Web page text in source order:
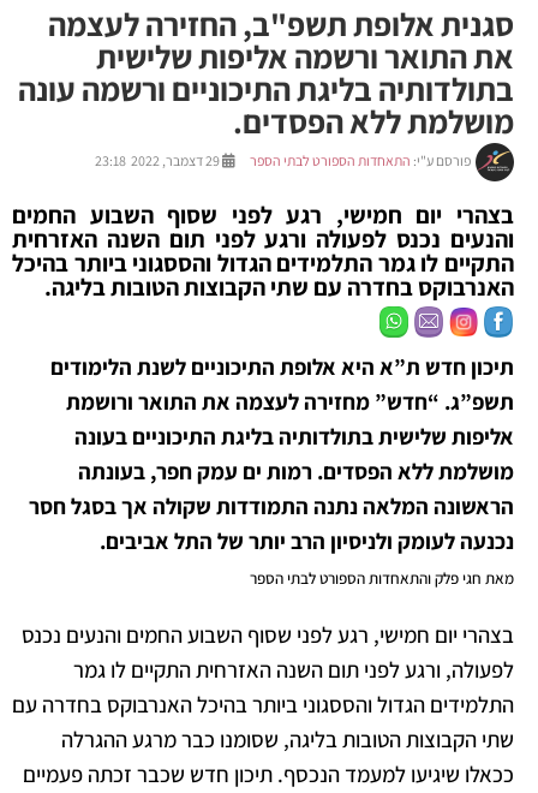
סגנית אלופת תשפ"ב, החזירה לעצמה
את התואר ורשמה אליפות שלישית
בתולדותיה בליגת התיכוניים ורשמה עונה
מושלמת ללא הפסדים.
פורסם ע"י: התאחדות הספורט לבתי הספר
בצהרי יום חמישי, רגע לפני שסוף השבוע החמים
והנעים נכנס לפעולה ורגע לפני תום השנה האזרחית
התקיים לו גמר התלמידים הגדול והססגוני ביותר בהיכל
האנרבוקס בחדרה עם שתי הקבוצות הטובות בליגה.
תיכון חדש ת”א היא אלופת התיכוניים לשנת הלימודים
תשפ”ג. “חדש” מחזירה לעצמה את התואר ורושמת
אליפות שלישית בתולדותיה בליגת התיכוניים בעונה
מושלמת ללא הפסדים. רמות ים עמק חפר, בעונתה
הראשונה המלאה נתנה התמודדות שקולה אך בסגל חסר
נכנעה לעומק ולניסיון הרב יותר של התל אביבים.
מאת חגי פלק והתאחדות הספורט לבתי הספר
בצהרי יום חמישי, רגע לפני שסוף השבוע החמים והנעים נכנס
לפעולה, ורגע לפני תום השנה האזרחית התקיים לו גמר
התלמידים הגדול והססגוני ביותר בהיכל האנרבוקס בחדרה עם
שתי הקבוצות הטובות בליגה, שסומנו כבר מרגע ההגרלה
ככאלו שיגיעו למעמד הנכסף. תיכון חדש שכבר זכתה פעמיים